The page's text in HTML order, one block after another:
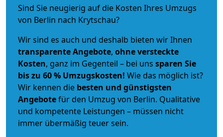
Sind Sie neugierig auf die Kosten Ihres Umzugs
von Berlin nach Krytschau?
Wir sind es auch und deshalb bieten wir Ihnen
transparente Angebote, ohne versteckte
Kosten, ganz im Gegenteil – bei uns sparen Sie
bis zu 60 % Umzugskosten! Wie das möglich ist?
Wir kennen die besten und günstigsten
Angebotefür den Umzug von Berlin. Qualitative
und kompetente Leistungen – müssen nicht
immer übermäßig teuer sein.